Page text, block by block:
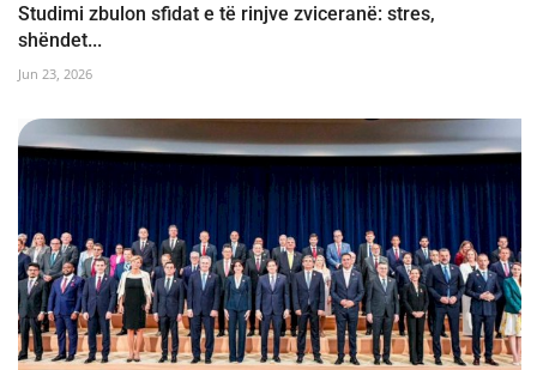
Studimi zbulon sfidat e të rinjve zviceranë: stres,
shëndet...
Jun 23, 2026